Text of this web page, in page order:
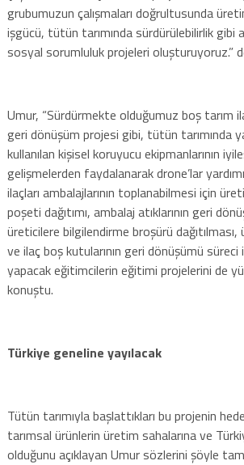
grubumuzun çalışmaları doğrultusunda
işgücü, tütün tarımında sürdürülebilirlik gibi
sosyal sorumluluk projeleri oluşturuyoruz.”
Umur, “Sürdürmekte olduğumuz boş tarım
geri dönüşüm projesi gibi, tütün tarımında
kullanılan kişisel koruyucu ekipmanlarının
gelişmelerden faydalanarak drone’lar
ilaçları ambalajlarının toplanabilmesi için
poşeti dağıtımı, ambalaj atıklarının geri
üreticilere bilgilendirme broşürü
ve ilaç boş kutularının geri dönüşümü
yapacak eğitimcilerin eğitimi projelerini de
konuştu.
Türkiye geneline yayılacak
Tütün tarımıyla başlattıkları bu projenin
tarımsal ürünlerin üretim sahalarına ve
olduğunu açıklayan Umur sözlerini şöyle